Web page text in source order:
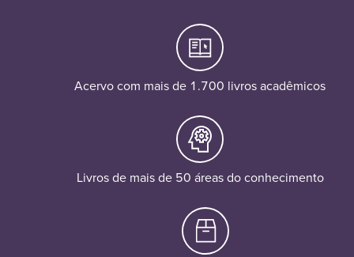
Acervo com mais de 1.700 livros acadêmicos
Livros de mais de 50 áreas do conhecimento